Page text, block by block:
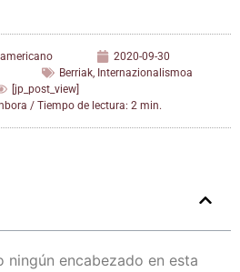
2020-09-30
Berriak, Internazionalismoa
[jp_post_view]
/ Tiempo de lectura: 2 min.
ningún encabezado en esta